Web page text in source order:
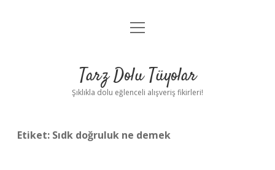
Anasayfa
Yasal Uyarı
menüyü
Tarz Dolu Tüyolar
Şıklıkla dolu eğlenceli alışveriş fikirleri!
Etiket: Sıdk doğruluk ne demek